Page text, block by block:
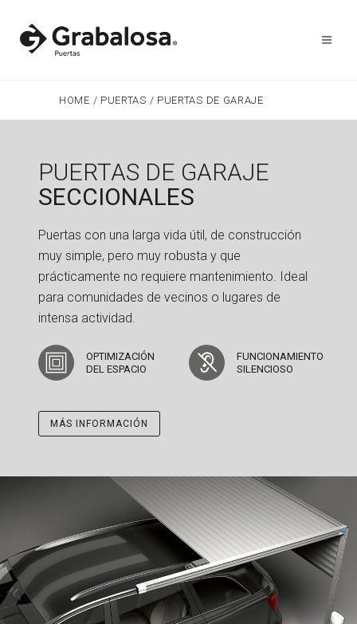
HOME / PUERTAS / PUERTAS DE GARAJE
PUERTAS DE GARAJE
SECCIONALES
Puertas con una larga vida útil, de construcción
muy simple, pero muy robusta y que
prácticamente no requiere mantenimiento. Ideal
para comunidades de vecinos o lugares de
intensa actividad.
OPTIMIZACIÓN
DEL ESPACIO
FUNCIONAMIENTO
SILENCIOSO
MÁS INFORMACIÓN